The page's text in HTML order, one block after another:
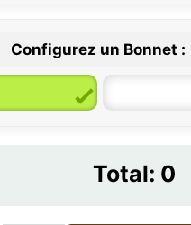
Configurez un Bonnet :
Total: 0